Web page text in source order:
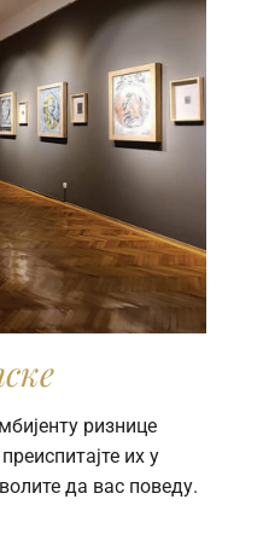
ризнице
их у
да вас поведу.